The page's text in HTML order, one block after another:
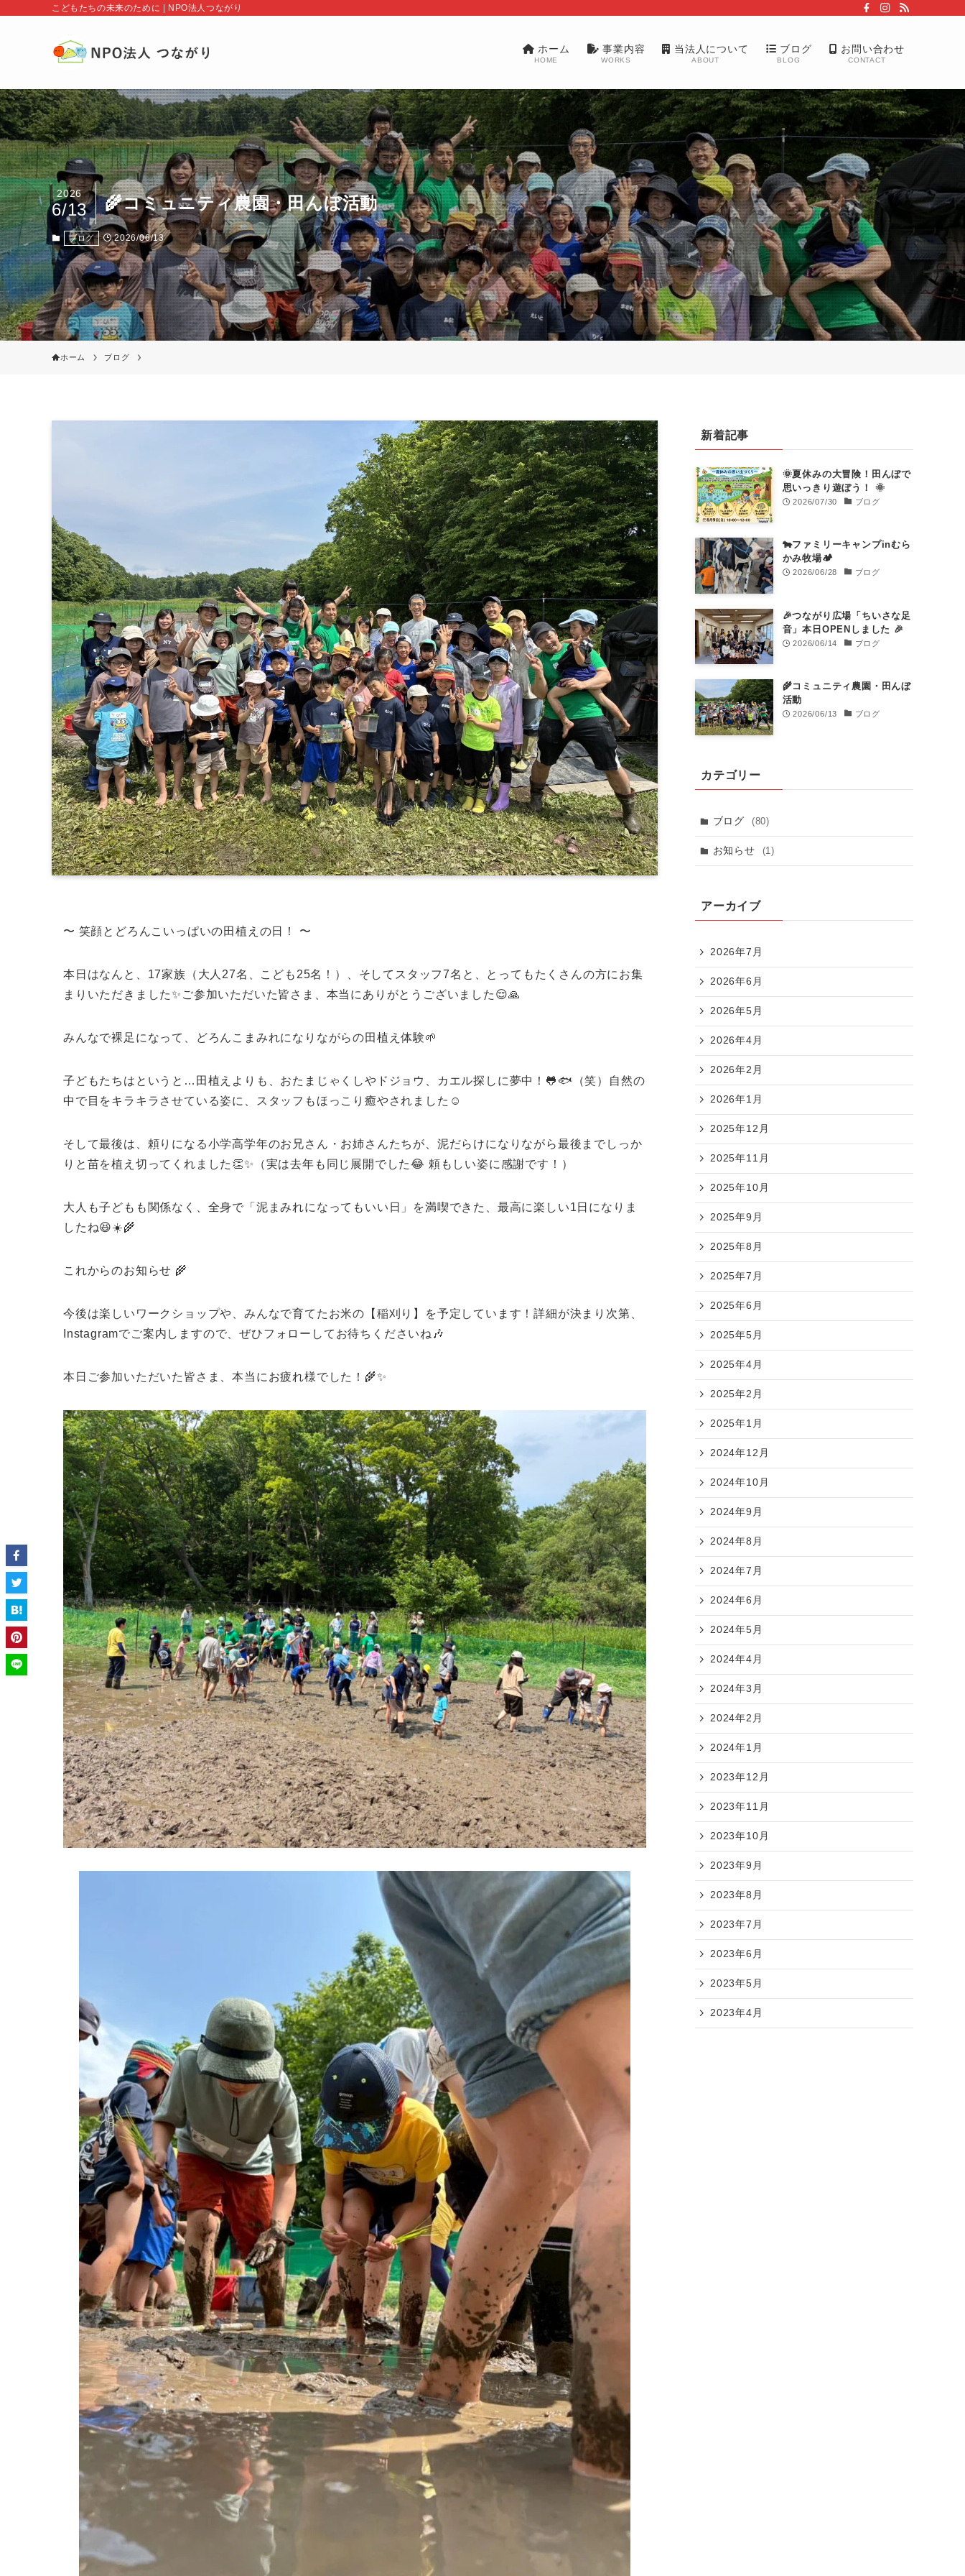
こどもたちの未来のために | NPO法人つながり
ホーム
HOME
事業内容
WORKS
当法人について
ABOUT
ブログ
BLOG
お問い合わせ
CONTACT
🌾コミュニティ農園・田んぼ活動
2026
6/13
ブログ 2026/06/13
ホーム ブログ
〜 笑顔とどろんこいっぱいの田植えの日！ 〜​
本日はなんと、17家族（大人27名、こども25名！）、そしてスタッフ7名と、とってもたくさんの方にお集
まりいただきました✨ご参加いただいた皆さま、本当にありがとうございました😌🙏​
みんなで裸足になって、どろんこまみれになりながらの田植え体験🌱
子どもたちはというと…田植えよりも、おたまじゃくしやドジョウ、カエル探しに夢中！🐸🐟（笑）自然の
中で目をキラキラさせている姿に、スタッフもほっこり癒やされました☺️
​そして最後は、頼りになる小学高学年のお兄さん・お姉さんたちが、泥だらけになりながら最後までしっか
りと苗を植え切ってくれました👏✨（実は去年も同じ展開でした😂 頼もしい姿に感謝です！）
​大人も子どもも関係なく、全身で「泥まみれになってもいい日」を満喫できた、最高に楽しい1日になりま
したね😆☀️​🌾
これからのお知らせ 🌾
今後は楽しいワークショップや、みんなで育てたお米の【稲刈り】を予定しています！詳細が決まり次第、
Instagramでご案内しますので、ぜひフォローしてお待ちくださいね🎶​
本日ご参加いただいた皆さま、本当にお疲れ様でした！🌾✨
新着記事
🌞夏休みの大冒険！田んぼで
思いっきり遊ぼう！ 🌞
2026/07/30 ブログ
🐄ファミリーキャンプinむら
かみ牧場🏕️
2026/06/28 ブログ
🎉つながり広場「ちいさな足
音」本日OPENしました 🎉
2026/06/14 ブログ
🌾コミュニティ農園・田んぼ
活動
2026/06/13 ブログ
カテゴリー
ブログ (80)
お知らせ (1)
アーカイブ
2026年7月
2026年6月
2026年5月
2026年4月
2026年2月
2026年1月
2025年12月
2025年11月
2025年10月
2025年9月
2025年8月
2025年7月
2025年6月
2025年5月
2025年4月
2025年2月
2025年1月
2024年12月
2024年10月
2024年9月
2024年8月
2024年7月
2024年6月
2024年5月
2024年4月
2024年3月
2024年2月
2024年1月
2023年12月
2023年11月
2023年10月
2023年9月
2023年8月
2023年7月
2023年6月
2023年5月
2023年4月